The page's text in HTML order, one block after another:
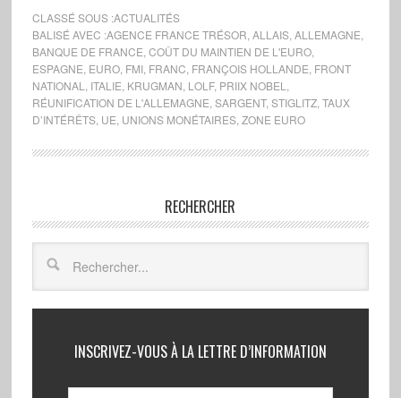
CLASSÉ SOUS :ACTUALITÉS
BALISÉ AVEC :AGENCE FRANCE TRÉSOR ALLAIS, ALLEMAGNE
BANQUE DE FRANCE COÛT DU MAINTIEN DE L'EURO,
ESPAGNE EURO, FMI, FRANC FRANÇOIS HOLLANDE FRONT
NATIONAL
ITALIE KRUGMAN LOLF, PRIIX NOBEL
RÉUNIFICATION DE L'ALLEMAGNE SARGENT, STIGLITZ, TAUX
D’INTÉRÊTS, UE UNIONS MONÉTAIRES, ZONE EURO
RECHERCHER
INSCRIVEZ-VOUS À LA LETTRE D’INFORMATION